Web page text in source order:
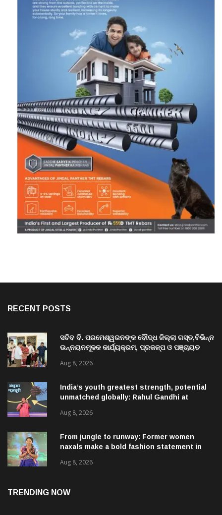
RECENT POSTS
ସଚିବ ବି. ପରମେଶ୍ୱରନଙ୍କ ବୌଦ୍ଧ ଜିଲ୍ଲା ଗସ୍ତ,ବିଭିନ୍ନ
ଉନ୍ନୟନମୂଳକ କାର୍ଯ୍ୟକ୍ରମ, ପ୍ରକଳ୍ପ ଓ ପଞ୍ଚାୟତ
Aug 8, 2026
India’s youth greatest strength, potential
unmatched globally: Rahul Gandhi at
Aug 8, 2026
From jungle to runway: Former women
naxals make a bold fashion statement in
Aug 8, 2026
TRENDING NOW